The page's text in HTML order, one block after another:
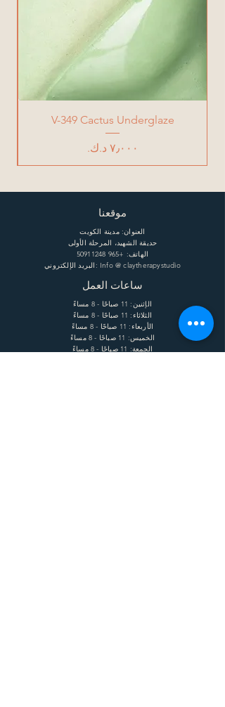
V-349 Cactus Underglaze
السعر
موقعنا
العنوان: مدينة الكويت
حديقة الشهيد، المرحلة الأولى
الهاتف: +965 50911248
البريد الإلكتروني: Info @ claytherapystudio
ساعات العمل
الإثنين: 11 صباحًا - 8 مساءً
الثلاثاء: 11 صباحًا - 8 مساءً
الأربعاء: 11 صباحًا - 8 مساءً
الخميس: 11 صباحًا - 8 مساءً
الجمعة: 11 صباحًا - 8 مساءً